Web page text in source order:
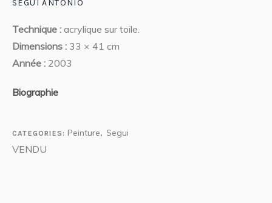
SÉGUI ANTONIO
Technique : acrylique sur toile.
Dimensions : 33 × 41 cm
Année : 2003
Biographie
CATEGORIES: Peinture, Segui
VENDU